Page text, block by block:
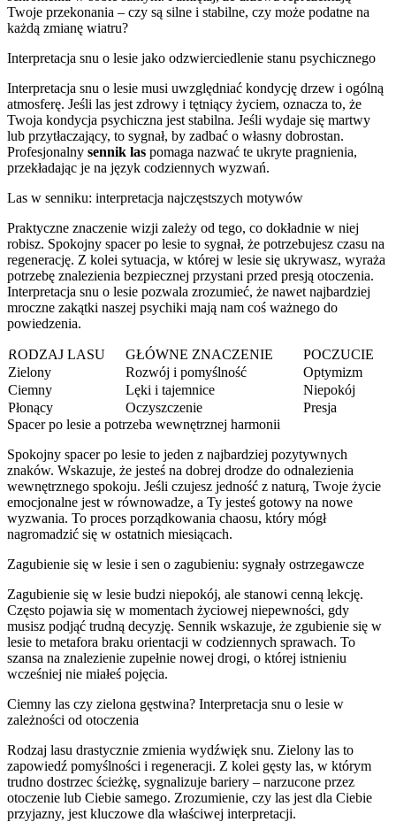
Twoje przekonania – czy są silne i stabilne, czy może podatne na
każdą zmianę wiatru?
Interpretacja snu o lesie jako odzwierciedlenie stanu psychicznego
Interpretacja snu o lesie musi uwzględniać kondycję drzew i ogólną
atmosferę. Jeśli las jest zdrowy i tętniący życiem, oznacza to, że
Twoja kondycja psychiczna jest stabilna. Jeśli wydaje się martwy
lub przytłaczający, to sygnał, by zadbać o własny dobrostan.
Profesjonalny sennik las pomaga nazwać te ukryte pragnienia,
przekładając je na język codziennych wyzwań.
Las w senniku: interpretacja najczęstszych motywów
Praktyczne znaczenie wizji zależy od tego, co dokładnie w niej
robisz. Spokojny spacer po lesie to sygnał, że potrzebujesz czasu na
regenerację. Z kolei sytuacja, w której w lesie się ukrywasz, wyraża
potrzebę znalezienia bezpiecznej przystani przed presją otoczenia.
Interpretacja snu o lesie pozwala zrozumieć, że nawet najbardziej
mroczne zakątki naszej psychiki mają nam coś ważnego do
powiedzenia.
RODZAJ LASU GŁÓWNE ZNACZENIE
POCZUCIE
Zielony
Rozwój i pomyślność
Optymizm
Ciemny
Lęki i tajemnice
Niepokój
Płonący
Oczyszczenie
Presja
Spacer po lesie a potrzeba wewnętrznej harmonii
Spokojny spacer po lesie to jeden z najbardziej pozytywnych
znaków. Wskazuje, że jesteś na dobrej drodze do odnalezienia
wewnętrznego spokoju. Jeśli czujesz jedność z naturą, Twoje życie
emocjonalne jest w równowadze, a Ty jesteś gotowy na nowe
wyzwania. To proces porządkowania chaosu, który mógł
nagromadzić się w ostatnich miesiącach.
Zagubienie się w lesie i sen o zagubieniu: sygnały ostrzegawcze
Zagubienie się w lesie budzi niepokój, ale stanowi cenną lekcję.
Często pojawia się w momentach życiowej niepewności, gdy
musisz podjąć trudną decyzję. Sennik wskazuje, że zgubienie się w
lesie to metafora braku orientacji w codziennych sprawach. To
szansa na znalezienie zupełnie nowej drogi, o której istnieniu
wcześniej nie miałeś pojęcia.
Ciemny las czy zielona gęstwina? Interpretacja snu o lesie w
zależności od otoczenia
Rodzaj lasu drastycznie zmienia wydźwięk snu. Zielony las to
zapowiedź pomyślności i regeneracji. Z kolei gęsty las, w którym
trudno dostrzec ścieżkę, sygnalizuje bariery – narzucone przez
otoczenie lub Ciebie samego. Zrozumienie, czy las jest dla Ciebie
przyjazny, jest kluczowe dla właściwej interpretacji.